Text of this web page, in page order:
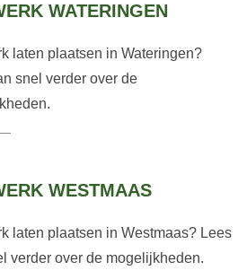
WATERINGEN
laten plaatsen in Wateringen?
snel verder over de
WESTMAAS
laten plaatsen in Westmaas? Lees
verder over de mogelijkheden.